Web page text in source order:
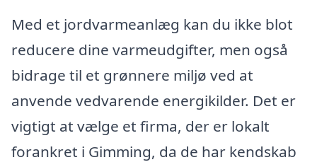
Med et jordvarmeanlæg kan du ikke blot
reducere dine varmeudgifter, men også
bidrage til et grønnere miljø ved at
anvende vedvarende energikilder. Det er
vigtigt at vælge et firma, der er lokalt
forankret i Gimming, da de har kendskab